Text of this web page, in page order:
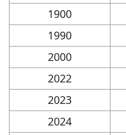
1900
1990
2000
2022
2023
2024